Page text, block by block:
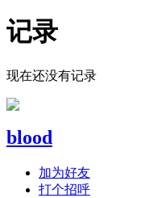
记录
现在还没有记录
blood
加为好友
打个招呼